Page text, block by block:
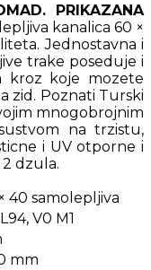
PRIKAZANA
kanalica 60 ×
Jednostavna i
trake poseduje i
kroz koje mozete
zid. Poznati Turski
mnogobrojnim
na trzistu,
i UV otporne i
dzula.
40 samolepljiva
V0 M1
mm